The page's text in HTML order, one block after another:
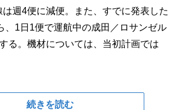
週4便に減便。また、すでに発表した
、1日1便で運航中の成田／ロサンゼル
る。機材については、当初計画では
続きを読む